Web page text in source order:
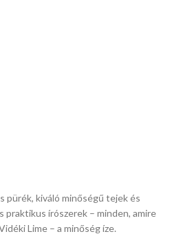
pürék, kiváló minőségű tejek és
praktikus írószerek – minden, amire
Lime – a minőség íze.